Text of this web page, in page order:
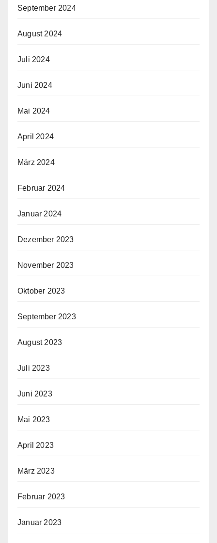
September 2024
August 2024
Juli 2024
Juni 2024
Mai 2024
April 2024
März 2024
Februar 2024
Januar 2024
Dezember 2023
November 2023
Oktober 2023
September 2023
August 2023
Juli 2023
Juni 2023
Mai 2023
April 2023
März 2023
Februar 2023
Januar 2023